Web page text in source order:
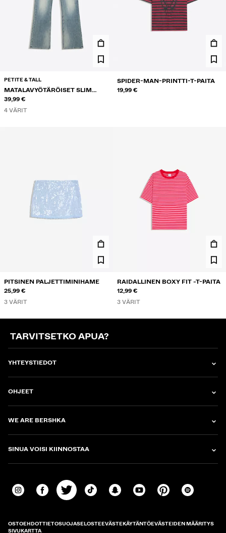
PETITE & TALL
MATALAVYÖTÄRÖISET SLIM
BOOTCUT-FARKUT
39,99 €
4 VÄRIT
SPIDER-MAN-PRINTTI-T-PAITA
19,99 €
PITSINEN PALJETTIMINIHAME
25,99 €
3 VÄRIT
RAIDALLINEN BOXY FIT -T-PAITA
12,99 €
3 VÄRIT
TARVITSETKO APUA?
YHTEYSTIEDOT
OHJEET
WE ARE BERSHKA
SINUA VOISI KIINNOSTAA
OSTOEHDOTTIETOSUOJASELOSTEEVÄSTEKÄYTÄNTÖEVÄSTEIDEN MÄÄRITYS
SIVUKARTTA